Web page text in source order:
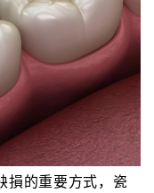
損的重要方式，瓷